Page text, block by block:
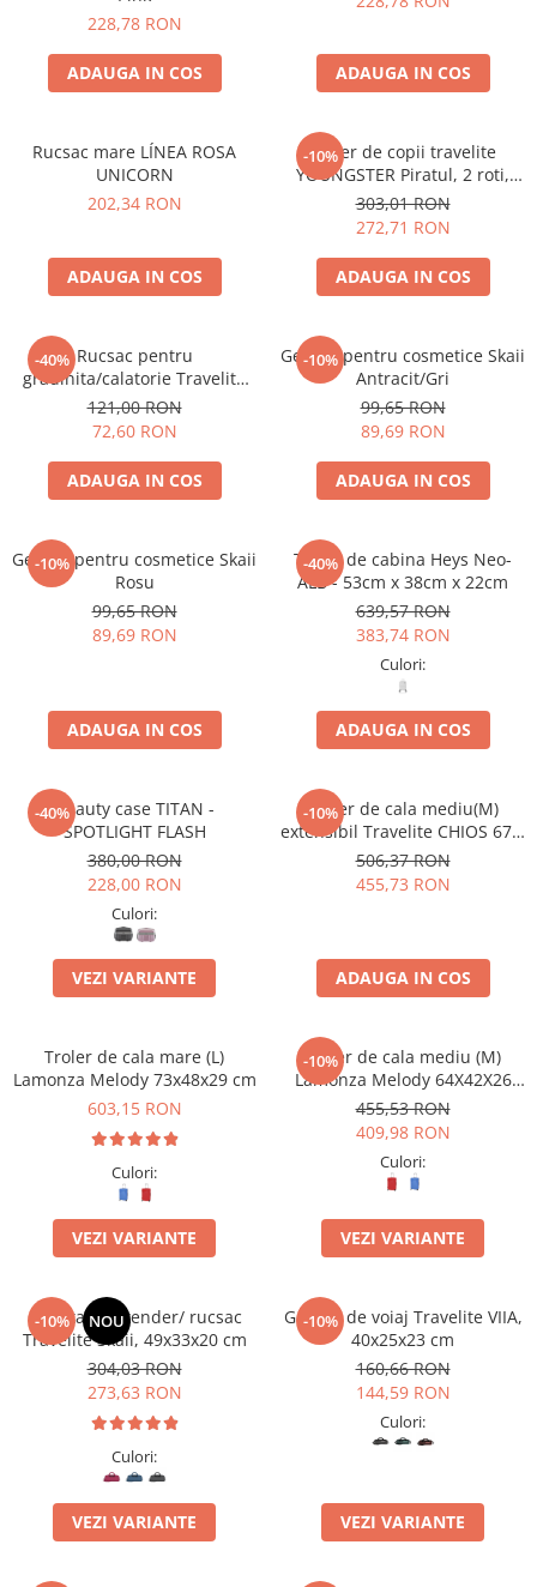
228,78 RON
ADAUGA IN COS ADAUGA IN COS
Rucsac mare LÍNEA ROSA
UNICORN
202,34 RON
ADAUGA IN COS
-10%
Troler de copii travelite
YOUNGSTER Piratul, 2 roti,
albastru, 31 x 44 x 18 cm
303,01 RON
272,71 RON
ADAUGA IN COS
-40% Rucsac pentru
gradinita/calatorie Travelite
Youngster Unicorn
121,00 RON
72,60 RON
ADAUGA IN COS
-10%
Geanta pentru cosmetice Skaii
Antracit/Gri
99,65 RON
89,69 RON
ADAUGA IN COS
-10%
Geanta pentru cosmetice Skaii
Rosu
99,65 RON
89,69 RON
ADAUGA IN COS
-40%
Troler de cabina Heys Neo-
ALB - 53cm x 38cm x 22cm
639,57 RON
383,74 RON
Culori:
ADAUGA IN COS
-40%Beauty case TITAN -
SPOTLIGHT FLASH
380,00 RON
228,00 RON
Culori:
VEZI VARIANTE
-10%
Troler de cala mediu(M)
extensibil Travelite CHIOS 67 x
42 x 27 - 31 cm, Rosu
506,37 RON
455,73 RON
ADAUGA IN COS
Troler de cala mare (L)
Lamonza Melody 73x48x29 cm
603,15 RON
Culori:
VEZI VARIANTE
-10%
Troler de cala mediu (M)
Lamonza Melody 64X42X26
CM
455,53 RON
409,98 RON
Culori:
VEZI VARIANTE
-10% NOU
Geanta weekender/ rucsac
Travelite Skaii, 49x33x20 cm
304,03 RON
273,63 RON
Culori:
VEZI VARIANTE
-10%
Geanta de voiaj Travelite VIIA,
40x25x23 cm
160,66 RON
144,59 RON
Culori:
VEZI VARIANTE